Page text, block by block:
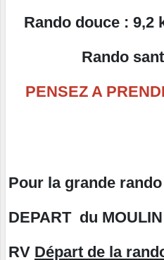
Rando douce : 9,2
Rando
PENSEZ A
Pour la grande
DEPART du
RV Départ de la